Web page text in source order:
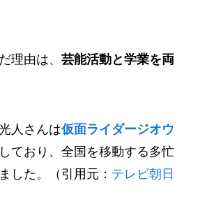
理由は、 芸能活動と学業を両
人さんは仮面ライダージオウ
ており、全国を移動する多忙
した。（引用元： テレビ朝日